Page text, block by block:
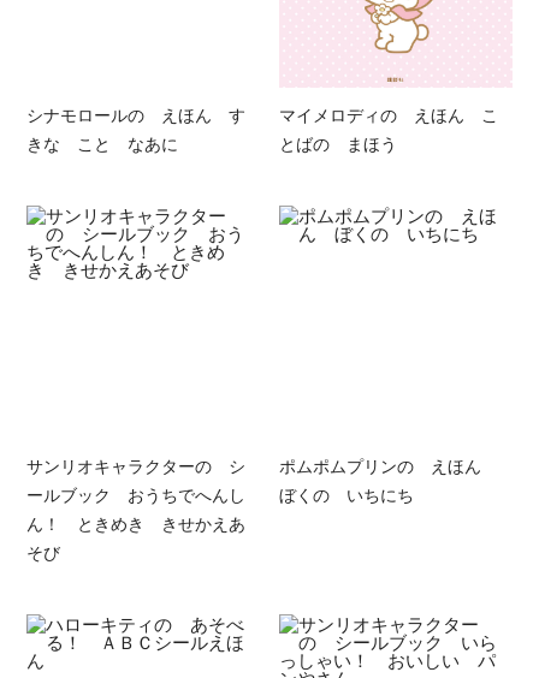
シナモロールの えほん す
きな こと なあに
マイメロディの えほん こ
とばの まほう
サンリオキャラクターの シ
ールブック おうちでへんし
ん！ ときめき きせかえあ
そび
ポムポムプリンの えほん
ぼくの いちにち